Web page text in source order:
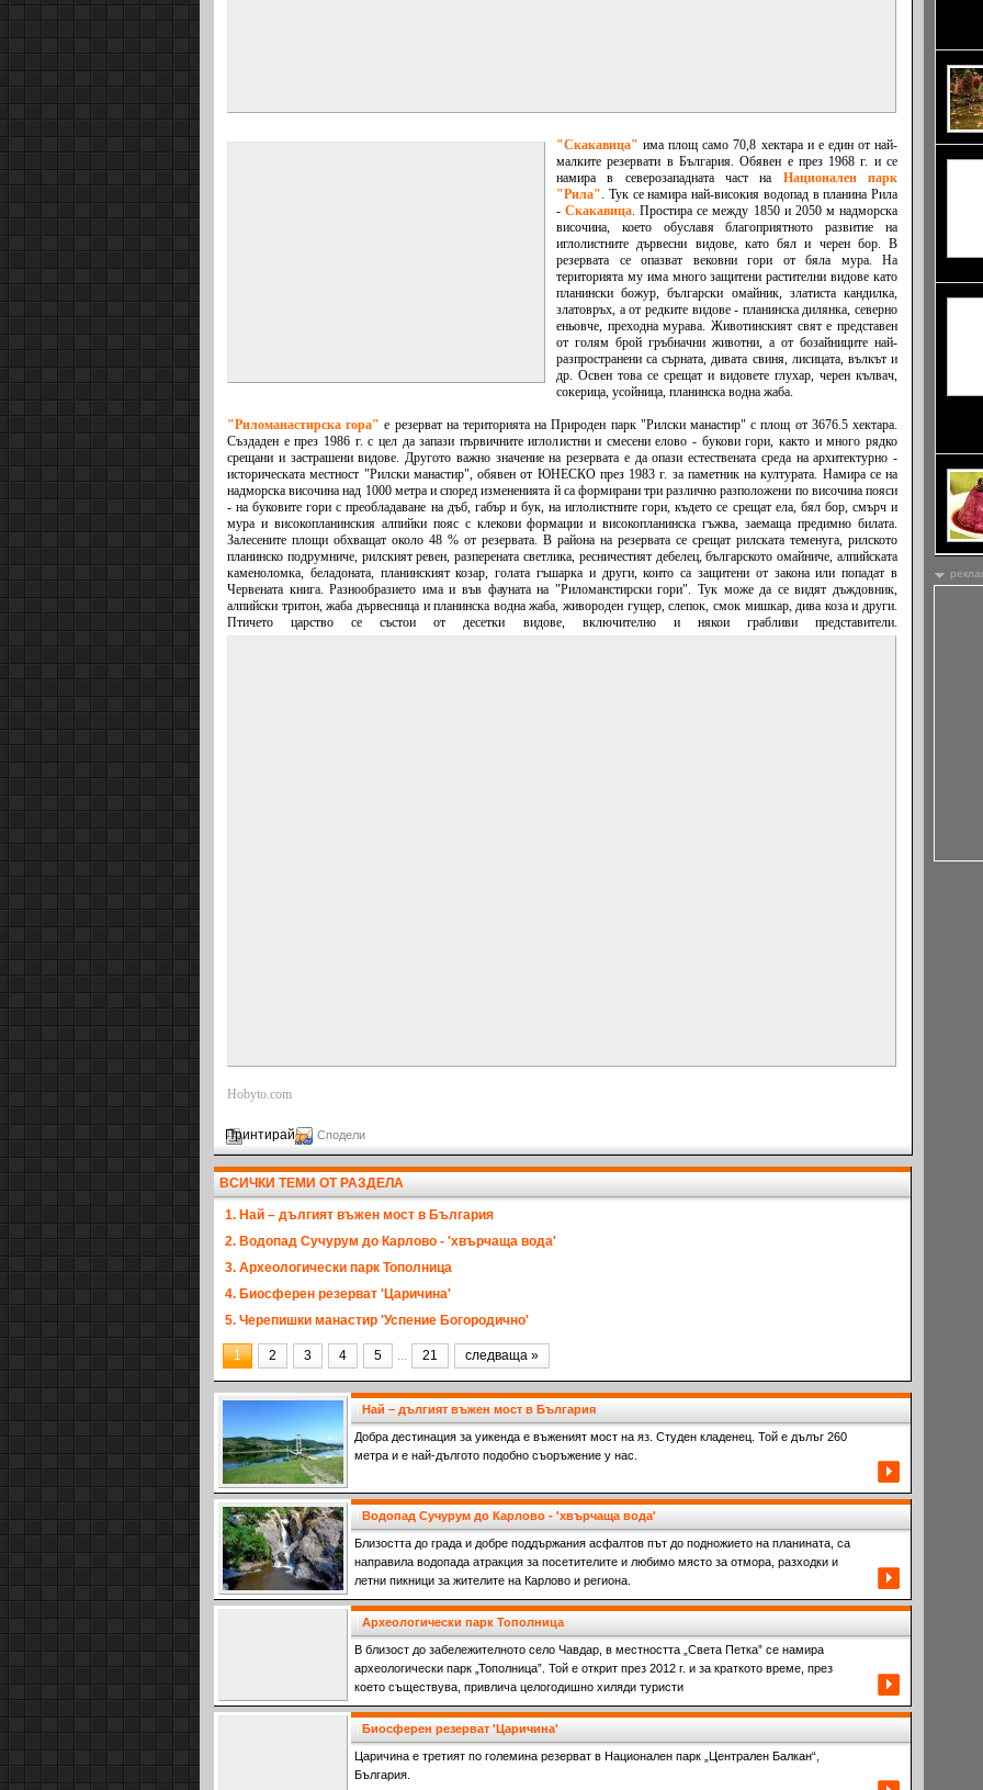
"Скакавица" има площ само 70,8 хектара и е един от най-
малките резервати в България. Обявен е през 1968 г. и се
намира в северозападната част на
Национален парк
"Рила". Тук се намира най-високия водопад в планина Рила
-Скакавица. Простира се между 1850 и 2050 м надморска
височина, което обуславя благоприятното развитие на
иглолистните дървесни видове, като бял и черен бор. В
резервата се опазват вековни гори от бяла мура. На
територията му има много защитени растителни видове като
планински божур, български омайник, златиста кандилка,
златовръх, а от редките видове - планинска дилянка, северно
еньовче, преходна мурава. Животинският свят е представен
от голям брой гръбначни животни, а от бозайниците най-
разпространени са сърната, дивата свиня, лисицата, вълкът и
др. Освен това се срещат и видовете глухар, черен кълвач,
сокерица, усойница, планинска водна жаба.
"Риломанастирска гора" е резерват на територията на Природен парк "Рилски манастир" с площ от 3676.5 хектара.
Създаден е през 1986 г. с цел да запази първичните иглолистни и смесени елово - букови гори, както и много рядко
срещани и застрашени видове. Другото важно значение на резервата е да опази естествената среда на архитектурно -
историческата местност "Рилски манастир", обявен от ЮНЕСКО през 1983 г. за паметник на културата. Намира се на
надморска височина над 1000 метра и според измененията й са формирани три различно разположени по височина пояси
- на буковите гори с преобладаване на дъб, габър и бук, на иглолистните гори, където се срещат ела, бял бор, смърч и
мура и високопланинския алпийки пояс с клекови формации и високопланинска гъжва, заемаща предимно билата.
Залесените плoщи обхващат около 48 % от резервата. В района на резервата се срещат рилската теменуга, рилското
планинско подрумниче, рилският ревен, разперената светлика, ресничестият дебелец, българското омайниче, алпийската
каменоломка, беладоната, планинският козар, голата гъшарка и други, които са защитени от закона или попадат в
Червената книга. Разнообразието има и във фауната на "Риломанстирски гори". Тук може да се видят дъждовник,
алпийски тритон, жаба дървесница и планинска водна жаба, живороден гущер, слепок, смок мишкар, дива коза и други.
Птичето царство се състои от десетки видове, включително и някои грабливи представители.
Hobyto.com
Принтирай Сподели
ВСИЧКИ ТЕМИ ОТ РАЗДЕЛА
1. Най – дългият въжен мост в България
2. Водопад Сучурум до Карлово - 'хвърчаща вода'
3. Археологически парк Тополница
4. Биосферен резерват 'Царичина'
5. Черепишки манастир 'Успение Богородично'
1 2 3 4 5 ... 21 следваща »
Най – дългият въжен мост в България
Добра дестинация за уикенда е въженият мост на яз. Студен кладенец. Той е дълъг 260
метра и е най-дългото подобно съоръжение у нас.
Водопад Сучурум до Карлово - 'хвърчаща вода'
Близостта до града и добре поддържания асфалтов път до подножието на планината, са
направила водопада атракция за посетителите и любимо място за отмора, разходки и
летни пикници за жителите на Карлово и региона.
Археологически парк Тополница
В близост до забележителното село Чавдар, в местността „Света Петка” се намира
археологически парк „Тополница”. Той е открит през 2012 г. и за краткото време, през
което съществува, привлича целогодишно хиляди туристи
Биосферен резерват 'Царичина'
Царичина е третият по големина резерват в Национален парк „Централен Балкан“,
България.